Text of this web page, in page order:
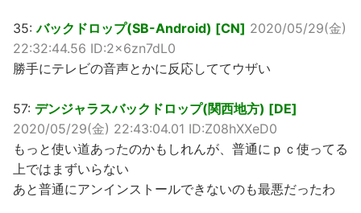
35:バックドロップ(SB-Android) [CN] 2020/05/29(金)
22:32:44.56 ID:2x6zn7dL0
勝手にテレビの音声とかに反応しててウザい
57: デンジャラスバックドロップ(関西地方) [DE]
2020/05/29(金) 22:43:04.01 ID:Z08hXXeD0
もっと使い道あったのかもしれんが、普通にｐｃ使ってる
上ではまずいらない
あと普通にアンインストールできないのも最悪だったわ